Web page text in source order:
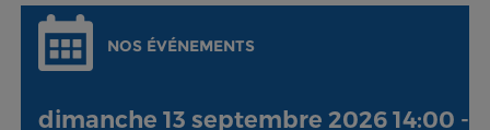
NOS ÉVÉNEMENTS
dimanche 13 septembre 2026 14:00 -